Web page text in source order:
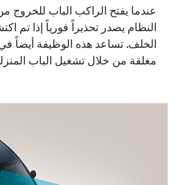
عندما يفتح الراكب الباب للخروج
النظام يصدر تحذيراً فورياً إذا تم
الخلف. تساعد هذه الوظيفة أيضاً في
مغلقة من خلال تشغيل الباب